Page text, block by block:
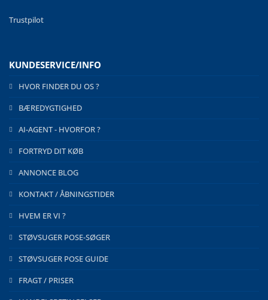
Trustpilot
KUNDESERVICE/INFO
HVOR FINDER DU OS ?
BÆREDYGTIGHED
AI-AGENT - HVORFOR ?
FORTRYD DIT KØB
ANNONCE BLOG
KONTAKT / ÅBNINGSTIDER
HVEM ER VI ?
STØVSUGER POSE-SØGER
STØVSUGER POSE GUIDE
FRAGT / PRISER